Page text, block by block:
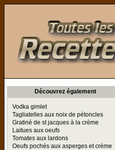
Découvrez également
Vodka gimlet
Tagliatelles aux noix de pétoncles
Gratiné de st jacques à la crème
Laitues aux oeufs
Tomates aux lardons
Oeufs pochés aux asperges et crème